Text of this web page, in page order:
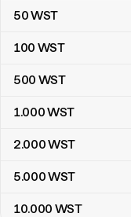
50WST
100 WST
500 WST
1.000WST
2.000WST
5.000WST
10.000 WST